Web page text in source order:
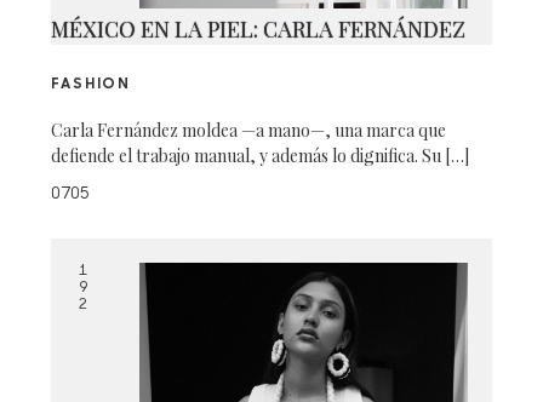
MÉXICO EN LA PIEL: CARLA FERNÁNDEZ
FASHION
Carla Fernández moldea —a mano—, una marca que
defiende el trabajo manual, y además lo dignifica. Su […]
0705
1
9
2